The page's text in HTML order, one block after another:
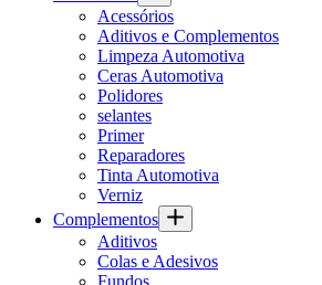
Acessórios
Aditivos e Complementos
Limpeza Automotiva
Ceras Automotiva
Polidores
selantes
Primer
Reparadores
Tinta Automotiva
Verniz
Complementos
Aditivos
Colas e Adesivos
Fundos